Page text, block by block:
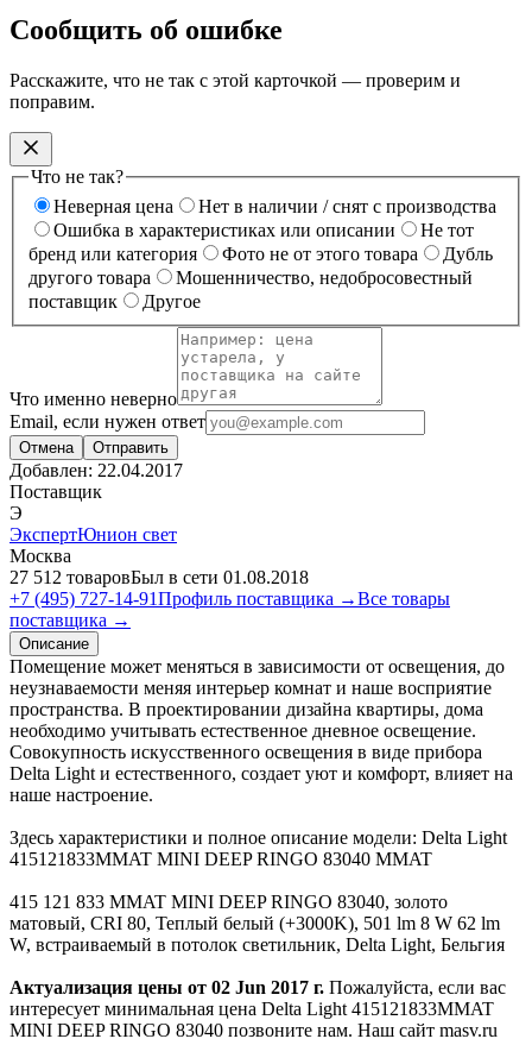
Сообщить об ошибке
Расскажите, что не так с этой карточкой — проверим и
поправим.
Что не так?
Неверная цена
Нет в наличии / снят с производства
Ошибка в характеристиках или описании
Не тот
бренд или категория
Фото не от этого товара
Дубль
другого товара
Мошенничество, недобросовестный
поставщик
Другое
Что именно неверно
Email, если нужен ответ
Отмена Отправить
Добавлен: 22.04.2017
Поставщик
Э
ЭкспертЮнион свет
Москва
27 512 товаровБыл в сети 01.08.2018
+7 (495) 727-14-91Профиль поставщика →Все товары
поставщика →
Описание
Помещение может меняться в зависимости от освещения, до
неузнаваемости меняя интерьер комнат и наше восприятие
пространства. В проектировании дизайна квартиры, дома
необходимо учитывать естественное дневное освещение.
Совокупность искусственного освещения в виде прибора
Delta Light и естественного, создает уют и комфорт, влияет на
наше настроение.
Здесь характеристики и полное описание модели: Delta Light
415121833MMAT MINI DEEP RINGO 83040 MMAT
415 121 833 MMAT MINI DEEP RINGO 83040, золото
матовый, CRI 80, Теплый белый (+3000K), 501 lm 8 W 62 lm
W, встраиваемый в потолок светильник, Delta Light, Бельгия
Актуализация цены от 02 Jun 2017 г. Пожалуйста, если вас
интересует минимальная цена Delta Light 415121833MMAT
MINI DEEP RINGO 83040 позвоните нам. Наш сайт masv.ru